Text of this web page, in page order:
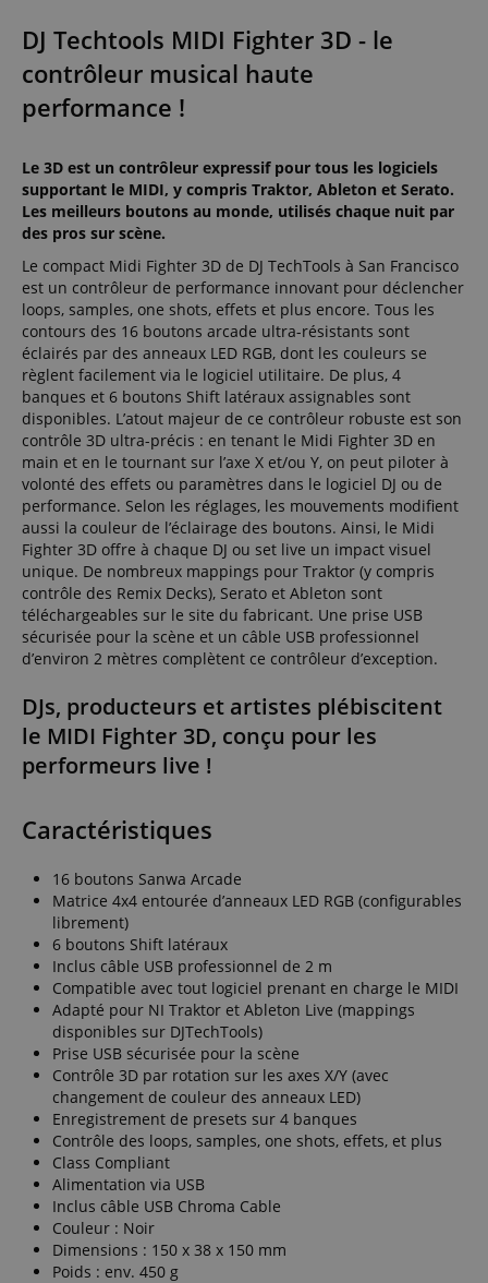
DJ Techtools MIDI Fighter 3D - le
contrôleur musical haute
performance !
Le 3D est un contrôleur expressif pour tous les logiciels
supportant le MIDI, y compris Traktor, Ableton et Serato.
Les meilleurs boutons au monde, utilisés chaque nuit par
des pros sur scène.
Le compact Midi Fighter 3D de DJ TechTools à San Francisco
est un contrôleur de performance innovant pour déclencher
loops, samples, one shots, effets et plus encore. Tous les
contours des 16 boutons arcade ultra-résistants sont
éclairés par des anneaux LED RGB, dont les couleurs se
règlent facilement via le logiciel utilitaire. De plus, 4
banques et 6 boutons Shift latéraux assignables sont
disponibles. L’atout majeur de ce contrôleur robuste est son
contrôle 3D ultra-précis : en tenant le Midi Fighter 3D en
main et en le tournant sur l’axe X et/ou Y, on peut piloter à
volonté des effets ou paramètres dans le logiciel DJ ou de
performance. Selon les réglages, les mouvements modifient
aussi la couleur de l’éclairage des boutons. Ainsi, le Midi
Fighter 3D offre à chaque DJ ou set live un impact visuel
unique. De nombreux mappings pour Traktor (y compris
contrôle des Remix Decks), Serato et Ableton sont
téléchargeables sur le site du fabricant. Une prise USB
sécurisée pour la scène et un câble USB professionnel
d’environ 2 mètres complètent ce contrôleur d’exception.
DJs, producteurs et artistes plébiscitent
le MIDI Fighter 3D, conçu pour les
performeurs live !
Caractéristiques
16 boutons Sanwa Arcade
Matrice 4x4 entourée d’anneaux LED RGB (configurables
librement)
6 boutons Shift latéraux
Inclus câble USB professionnel de 2 m
Compatible avec tout logiciel prenant en charge le MIDI
Adapté pour NI Traktor et Ableton Live (mappings
disponibles sur DJTechTools)
Prise USB sécurisée pour la scène
Contrôle 3D par rotation sur les axes X/Y (avec
changement de couleur des anneaux LED)
Enregistrement de presets sur 4 banques
Contrôle des loops, samples, one shots, effets, et plus
Class Compliant
Alimentation via USB
Inclus câble USB Chroma Cable
Couleur : Noir
Dimensions : 150 x 38 x 150 mm
Poids : env. 450 g